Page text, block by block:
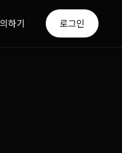
하기 로그인